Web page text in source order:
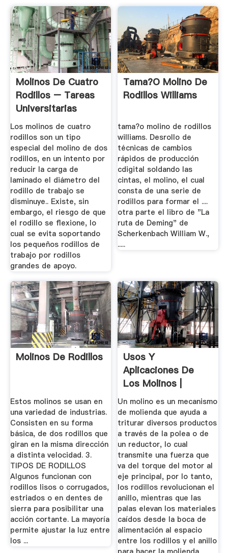
Molinos De Cuatro
Rodillos – Tareas
Universitarias
Los molinos de cuatro
rodillos son un tipo
especial del molino de dos
rodillos, en un intento por
reducir la carga de
laminado el diámetro del
rodillo de trabajo se
disminuye.. Existe, sin
embargo, el riesgo de que
el rodillo se flexione, lo
cual se evita soportando
los pequeños rodillos de
trabajo por rodillos
grandes de apoyo.
Tama?o Molino De
Rodillos Williams
tama?o molino de rodillos
williams. Desrollo de
técnicas de cambios
rápidos de producción
cdigital soldando las
cintas, el molino, el cual
consta de una serie de
rodillos para formar el ....
otra parte el libro de "La
ruta de Deming" de
Scherkenbach William W.,
.....
Molinos De Rodillos
Estos molinos se usan en
una variedad de industrias.
Consisten en su forma
básica, de dos rodillos que
giran en la misma dirección
a distinta velocidad. 3.
TIPOS DE RODILLOS
Algunos funcionan con
rodillos lisos o corrugados,
estriados o en dentes de
sierra para posibilitar una
acción cortante. La mayoría
permite ajustar la luz entre
los ...
Usos Y
Aplicaciones De
Los Molinos |
Un molino es un mecanismo
de molienda que ayuda a
triturar diversos productos
a través de la polea o de
un reductor, lo cual
transmite una fuerza que
va del torque del motor al
eje principal, por lo tanto,
los rodillos revolucionan el
anillo, mientras que las
palas elevan los materiales
caídos desde la boca de
alimentación al espacio
entre los rodillos y el anillo